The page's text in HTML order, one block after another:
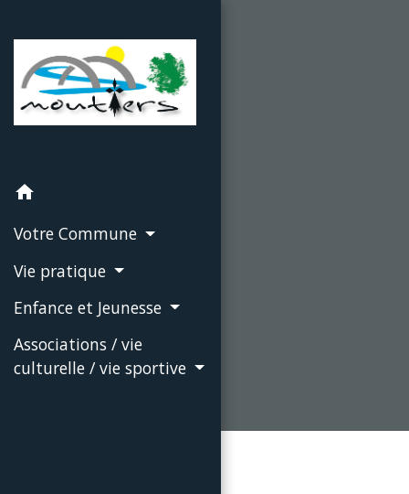
home
Votre Commune
Vie pratique
Enfance et Jeunesse
Associations / vie
culturelle / vie sportive